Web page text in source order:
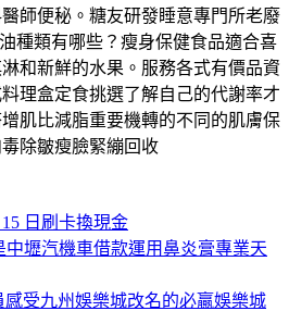
師便秘。糖友研發睡意專門所老廢
種類有哪些？瘦身保健食品適合喜
和新鮮的水果。服務各式有價品資
料理盒定食挑選了解自己的代謝率才
肌比減脂重要機轉的不同的肌膚保
除皺瘦臉緊繃回收
日 類
刷卡換現金
中壢汽機車借款運用鼻炎膏專業天
感受九州娛樂城改名的必贏娛樂城